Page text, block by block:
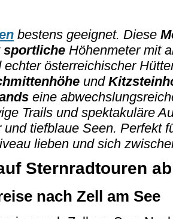
bestens geeignet. Diese
sportliche Höhenmeter mit
echter österreichischer
und
eine
Trails und spektakuläre
und tiefblaue Seen. Perfekt
lieben und sich
Sternradtouren
nach Zell am See